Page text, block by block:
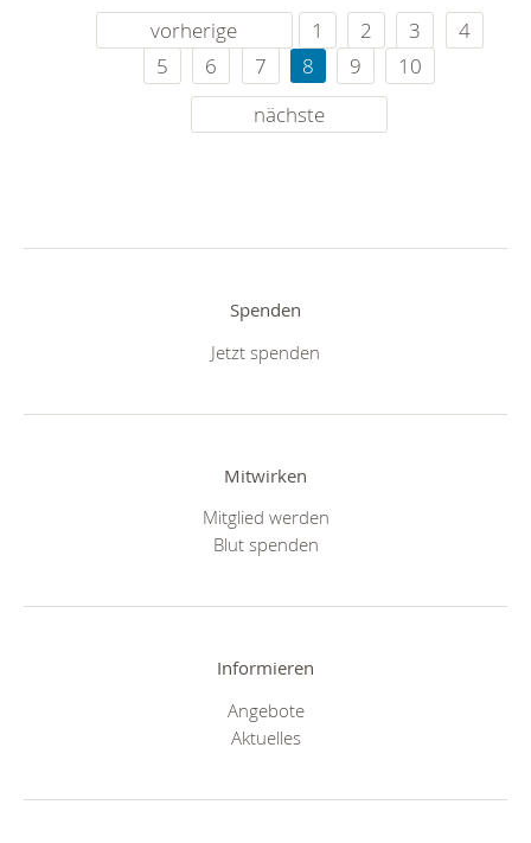
vorherige 1 2 3
4
5
6 7 8 9
10
nächste
Spenden
Jetzt spenden
Mitwirken
Mitglied werden
Blut spenden
Informieren
Angebote
Aktuelles